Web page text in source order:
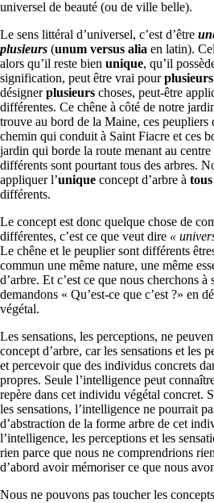
universel de beauté (ou de ville belle).
Le sens littéral d’universel, c’est d’être
plusieurs (unum versus alia en latin).
alors qu’il reste bien unique, qu’il
signification, peut être vrai pourplusieurs
désignerplusieurs choses, peut-être
différentes. Ce chêne à côté de notre
trouve au bord de la Maine, ces
chemin qui conduit à Saint Fiacre et ces
jardin qui borde la route menant au
différents sont pourtant tous des arbres.
appliquer l’unique concept d’arbre à tous
différents.
Le concept est donc quelque chose de
différentes, c’est ce que veut dire «
Le chêne et le peuplier sont différents
commun une même nature, une même
d’arbre. Et c’est ce que nous cherchons
demandons « Qu’est-ce que c’est ?» en
végétal.
Les sensations, les perceptions, ne
concept d’arbre, car les sensations et les
et percevoir que des individus concrets
propres. Seule l’intelligence peut
repère dans cet individu végétal concret.
les sensations, l’intelligence ne pourrait
d’abstraction de la forme arbre de cet
l’intelligence, les perceptions et les
rien parce que nous ne comprendrions
d’abord avoir mémoriser ce que nous
Nous ne pouvons pas toucher les